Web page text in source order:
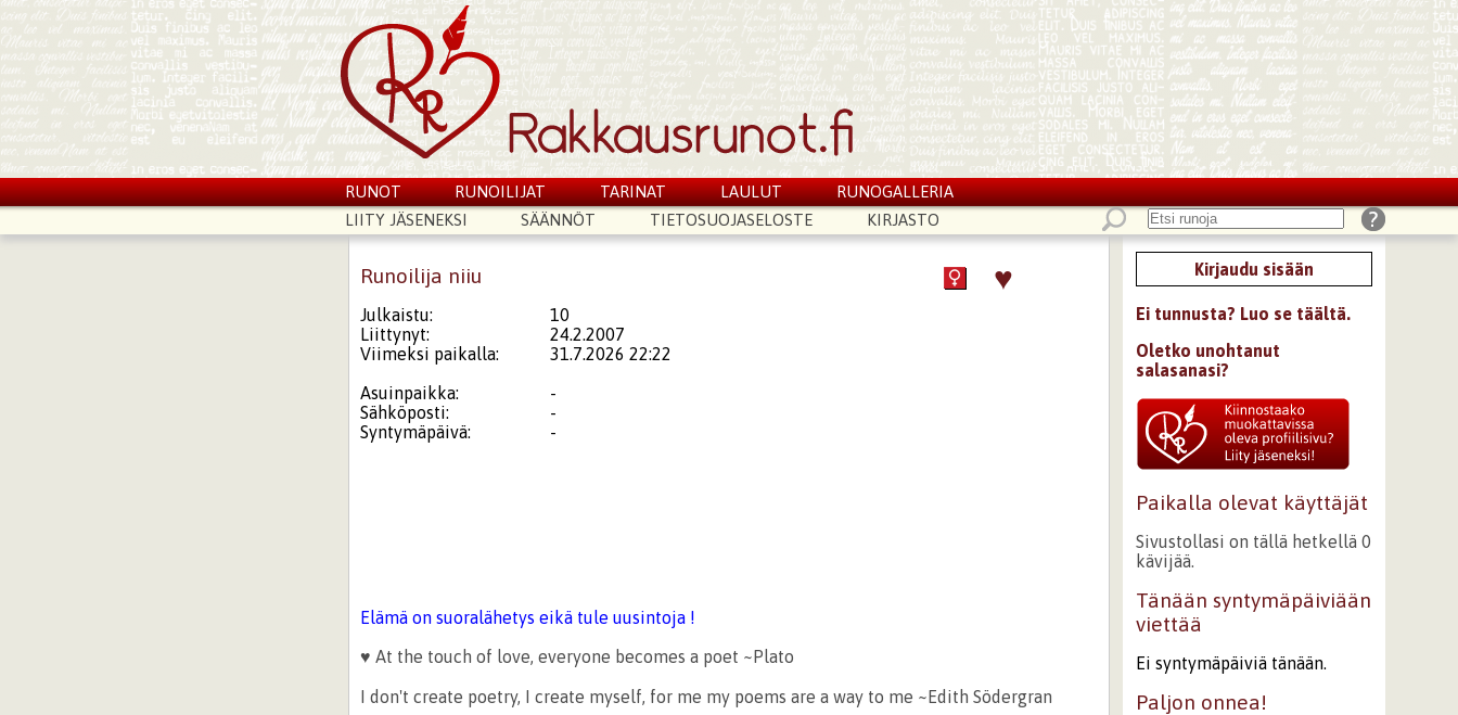
RUNOT RUNOILIJAT TARINAT LAULUT
RUNOGALLERIA
LIITY JÄSENEKSI
SÄÄNNÖT TIETOSUOJASELOSTE KIRJASTO
Runoilija niiu ♥
Julkaistu:
10
Liittynyt:
24.2.2007
Viimeksi paikalla:
31.7.2026 22:22
Asuinpaikka:
-
Sähköposti:
-
Syntymäpäivä:
-
Elämä on suoralähetys eikä tule uusintoja !
♥ At the touch of love, everyone becomes a poet ~Plato
I don't create poetry, I create myself, for me my poems are a way to me ~Edith Södergran
Kirjaudu sisään
Ei tunnusta? Luo se täältä.
Oletko unohtanut
salasanasi?
Paikalla olevat käyttäjät
Sivustollasi on tällä hetkellä 0
kävijää.
Tänään syntymäpäiviään
viettää
Ei syntymäpäiviä tänään.
Paljon onnea!